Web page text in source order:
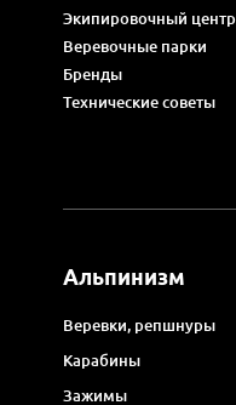
Экипировочный центр
Веревочные парки
Бренды
Технические советы
Альпинизм
Веревки, репшнуры
Карабины
Зажимы